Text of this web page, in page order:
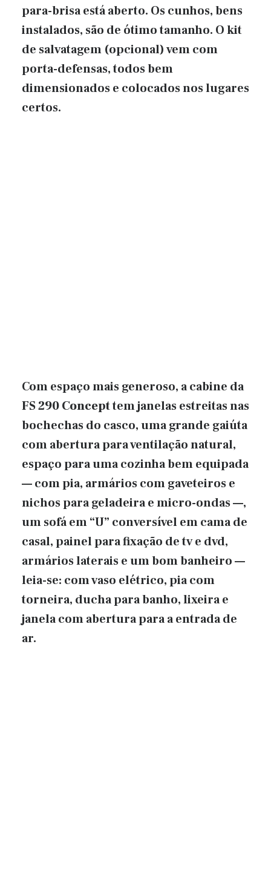
para-brisa está aberto. Os cunhos, bens
instalados, são de ótimo tamanho. O kit
de salvatagem (opcional) vem com
porta-defensas, todos bem
dimensionados e colocados nos lugares
certos.
Com espaço mais generoso, a cabine da
FS 290 Concepttem janelas estreitas nas
bochechas do casco, uma grande gaiúta
com abertura para ventilação natural,
espaço para uma cozinha bem equipada
— com pia, armários com gaveteiros e
nichos para geladeira e micro-ondas —,
um sofá em “U” conversível em cama de
casal, painel para fixação de tv e dvd,
armários laterais e um bom banheiro —
leia-se: com vaso elétrico, pia com
torneira, ducha para banho, lixeira e
janela com abertura para a entrada de
ar.